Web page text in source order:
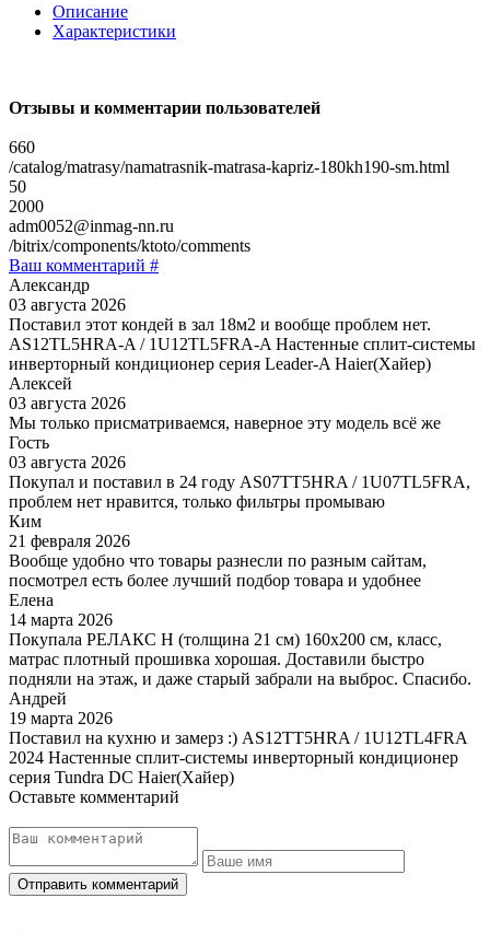
Описание
Характеристики
Отзывы и комментарии пользователей
660
/catalog/matrasy/namatrasnik-matrasa-kapriz-180kh190-sm.html
50
2000
adm0052@inmag-nn.ru
/bitrix/components/ktoto/comments
Ваш комментарий #
Александр
03 августа 2026
Поставил этот кондей в зал 18м2 и вообще проблем нет.
AS12TL5HRA-A / 1U12TL5FRA-A Настенные сплит-системы
инверторный кондиционер серия Leader-A Haier(Хайер)
Алексей
03 августа 2026
Мы только присматриваемся, наверное эту модель всё же
Гость
03 августа 2026
Покупал и поставил в 24 году AS07TT5HRA / 1U07TL5FRA,
проблем нет нравится, только фильтры промываю
Ким
21 февраля 2026
Вообще удобно что товары разнесли по разным сайтам,
посмотрел есть более лучший подбор товара и удобнее
Елена
14 марта 2026
Покупала РЕЛАКС Н (толщина 21 см) 160х200 см, класс,
матрас плотный прошивка хорошая. Доставили быстро
подняли на этаж, и даже старый забрали на выброс. Спасибо.
Андрей
19 марта 2026
Поставил на кухню и замерз :) AS12TT5HRA / 1U12TL4FRA
2024 Настенные сплит-системы инверторный кондиционер
серия Tundra DC Haier(Хайер)
Оставьте комментарий